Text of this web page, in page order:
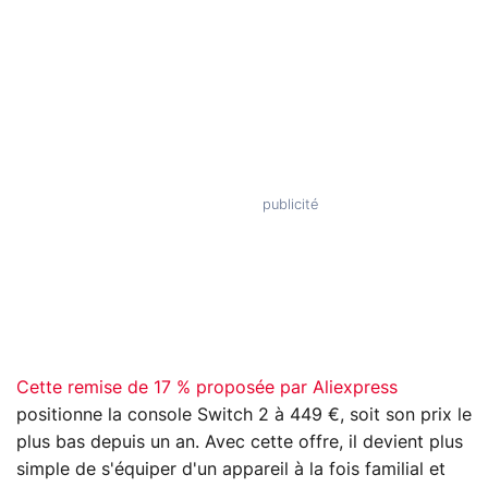
Cette remise de 17 % proposée par Aliexpress
positionne la console Switch 2 à 449 €, soit son prix le
plus bas depuis un an. Avec cette offre, il devient plus
simple de s'équiper d'un appareil à la fois familial et